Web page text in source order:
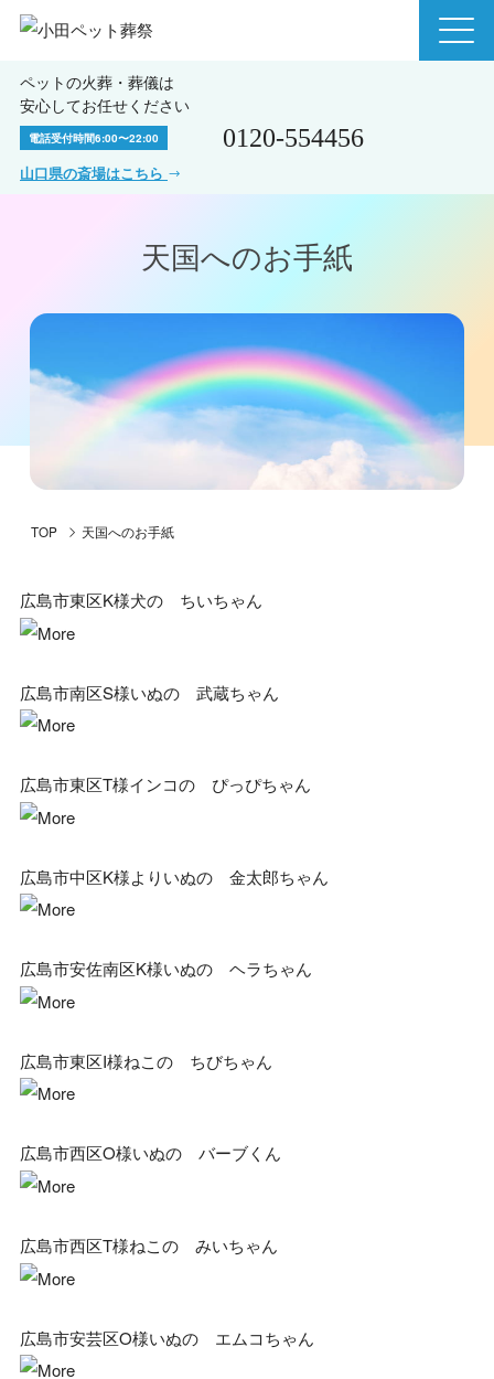
ペットの火葬・葬儀は
安心してお任せください
電話受付時間6:00〜22:00 0120-554456
山口県の斎場はこちら
天国へのお⼿紙
TOP 天国へのお手紙
広島市東区K様犬の ちいちゃん
広島市南区S様いぬの 武蔵ちゃん
広島市東区T様インコの ぴっぴちゃん
広島市中区K様よりいぬの 金太郎ちゃん
広島市安佐南区K様いぬの ヘラちゃん
広島市東区I様ねこの ちびちゃん
広島市西区O様いぬの バーブくん
広島市西区T様ねこの みいちゃん
広島市安芸区O様いぬの エムコちゃん